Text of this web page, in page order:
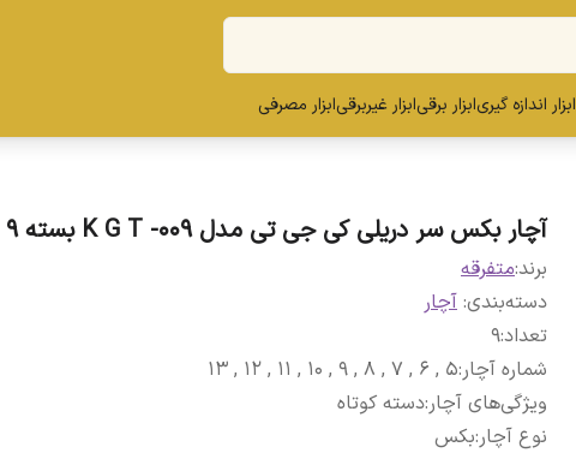
ابزار اندازه گیریابزار برقیابزار غیربرقیابزار مصرفی
آچار بکس سر دریلی کی جی تی مدل K G T -009 بسته 9 عددی
برند:متفرقه
دسته‌بندی: آچار
تعداد:
9
شماره آچار:
5 , 6 , 7 , 8 , 9 , 10 , 11 , 12 , 13
ویژگی‌های آچار:دسته کوتاه
نوع آچار:بکس